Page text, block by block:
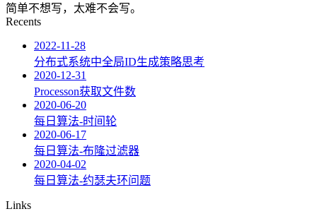
简单不想写，太难不会写。
Recents
2022-11-28
分布式系统中全局ID生成策略思考
2020-12-31
Processon获取文件数
2020-06-20
每日算法-时间轮
2020-06-17
每日算法-布隆过滤器
2020-04-02
每日算法-约瑟夫环问题
Links